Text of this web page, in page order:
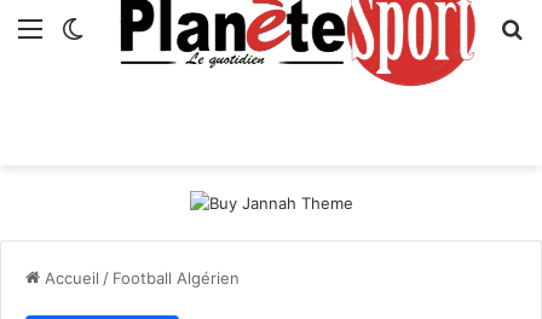
Menu Switch skin
Accueil / Football Algérien